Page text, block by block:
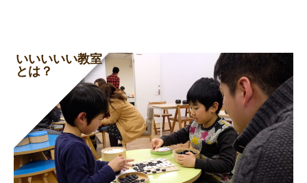
いいいいい教室
とは？